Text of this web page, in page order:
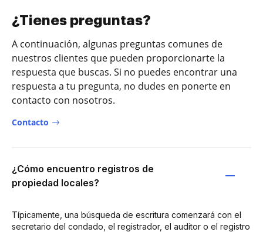
¿Tienes preguntas?
A continuación, algunas preguntas comunes de
nuestros clientes que pueden proporcionarte la
respuesta que buscas. Si no puedes encontrar una
respuesta a tu pregunta, no dudes en ponerte en
contacto con nosotros.
Contacto
¿Cómo encuentro registros de
propiedad locales?
Típicamente, una búsqueda de escritura comenzará con el
secretario del condado, el registrador, el auditor o el registro